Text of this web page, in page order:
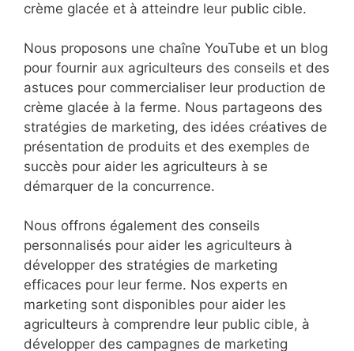
crème glacée et à atteindre leur public cible.
Nous proposons une chaîne YouTube et un blog
pour fournir aux agriculteurs des conseils et des
astuces pour commercialiser leur production de
crème glacée à la ferme. Nous partageons des
stratégies de marketing, des idées créatives de
présentation de produits et des exemples de
succès pour aider les agriculteurs à se
démarquer de la concurrence.
Nous offrons également des conseils
personnalisés pour aider les agriculteurs à
développer des stratégies de marketing
efficaces pour leur ferme. Nos experts en
marketing sont disponibles pour aider les
agriculteurs à comprendre leur public cible, à
développer des campagnes de marketing